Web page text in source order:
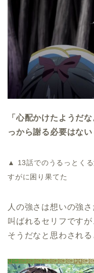
「心配かけたようだ
っから謝る必要はな
▲ 13話でのうるっとく
すがに困り果てた
人の強さは想いの強
叫ばれるセリフです
そうだなと思わされる